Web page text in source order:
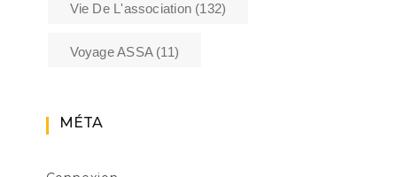
Vie De L'association (132)
Voyage ASSA(11)
MÉTA